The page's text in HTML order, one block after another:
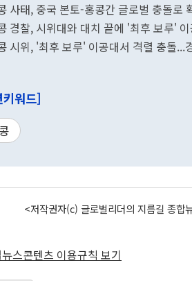
사태, 중국 본토-홍콩간 글로벌 충돌로
경찰, 시위대와 대치 끝에 '최후 보루'
시위, '최후 보루' 이공대서 격렬 충돌...
워드]
<저작권자(c) 글로벌리더의 지름길 종
스콘텐츠 이용규칙 보기